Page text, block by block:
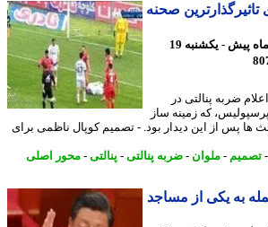
صحنه
6 ماه پیش - یکشنبه 19
پنالتی در
که زمینه ساز
از این دیدار بود. - تصمیم کوپال ناظمی برای
-ملوان- ضربه پنالتی-پنالتی-محور اصلی
یکی از مساجد